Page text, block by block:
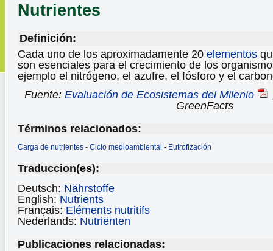
Nutrientes
Definición:
Cada uno de los aproximadamente 20 elementos
son esenciales para el crecimiento de los
ejemplo el nitrógeno, el azufre, el fósforo y el
Fuente: Evaluación de Ecosistemas del Milenio
GreenFacts
Términos relacionados:
Carga de nutrientes - Ciclo medioambiental - Eutrofización
Traduccion(es):
Deutsch: Nährstoffe
English: Nutrients
Français: Eléments nutritifs
Nederlands: Nutriënten
Publicaciones relacionadas: